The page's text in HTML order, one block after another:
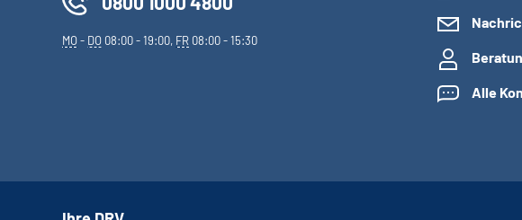
MO- DO 08:00 - 19:00, FR 08:00 - 15:30
Alle